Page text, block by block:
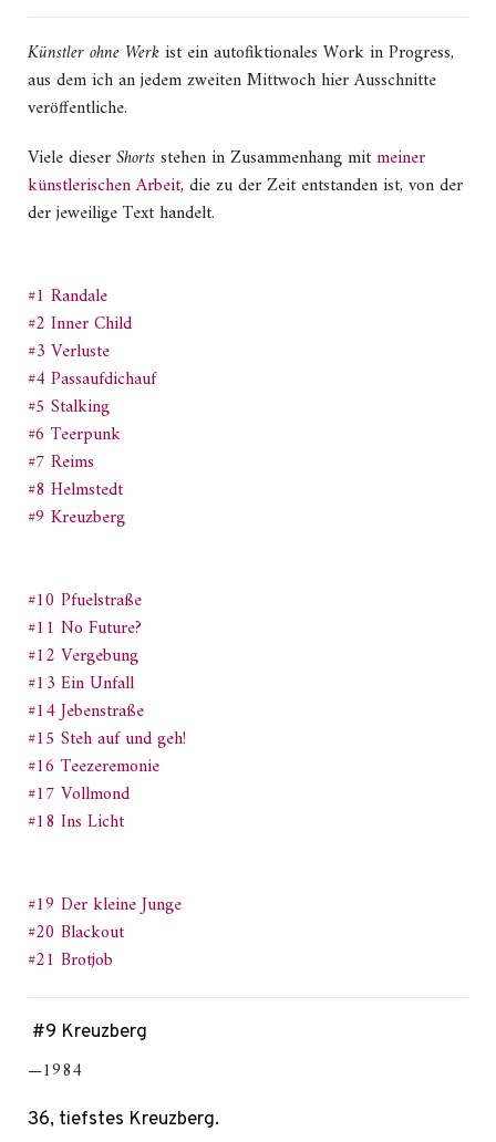
Künstler ohne Werkist ein autofiktionales Work in Progress,
aus dem ich an jedem zweiten Mittwoch hier Ausschnitte
veröffentliche.
Viele dieserShortsstehen in Zusammenhang mitmeiner
künstlerischen Arbeit, die zu der Zeit entstanden ist, von der
der jeweilige Text handelt.
#1 Randale
#2 Inner Child
#3 Verluste
#4 Passaufdichauf
#5 Stalking
#6 Teerpunk
#7 Reims
#8 Helmstedt
#9 Kreuzberg
#10 Pfuelstraße
#11 No Future?
#12 Vergebung
#13 Ein Unfall
#14 Jebenstraße
#15 Steh auf und geh!
#16 Teezeremonie
#17 Vollmond
#18 Ins Licht
#19 Der kleine Junge
#20 Blackout
#21 Brotjob
#9 Kreuzberg
—1984
36, tiefstes Kreuzberg.